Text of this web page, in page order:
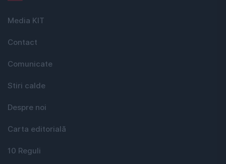
Media KIT
Contact
Comunicate
Stiri calde
Despre noi
Carta editorială
10 Reguli